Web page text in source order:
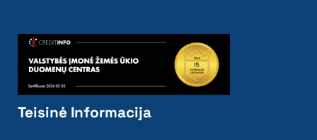
Teisinė Informacija